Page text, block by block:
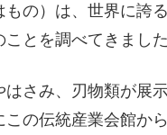
の）は、世界に誇
とを調べてきました
さみ、刃物類が展
の伝統産業会館か